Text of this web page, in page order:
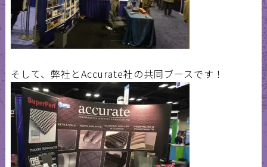
そして、弊社とAccurate社の共同ブースです！